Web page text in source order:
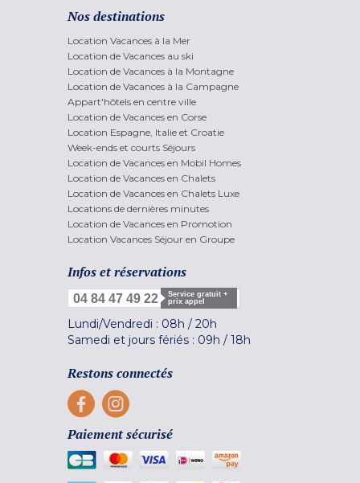
Nos destinations
Location Vacances à la Mer
Location de Vacances au ski
Location de Vacances à la Montagne
Location de Vacances à la Campagne
Appart'hôtels en centre ville
Location de Vacances en Corse
Location Espagne, Italie et Croatie
Week-ends et courts Séjours
Location de Vacances en Mobil Homes
Location de Vacances en Chalets
Location de Vacances en Chalets Luxe
Locations de dernières minutes
Location de Vacances en Promotion
Location Vacances Séjour en Groupe
Infos et réservations
04 84 47 49 22
Service gratuit +
prix appel
Lundi/Vendredi : 08h / 20h
Samedi et jours fériés : 09h / 18h
Restons connectés
Paiement sécurisé